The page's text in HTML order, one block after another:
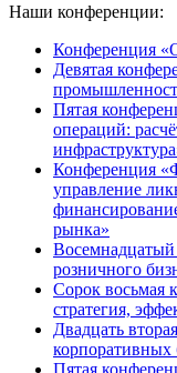
Наши конференции:
Конференция
Девятая
Пятая
операций:
Конференция
управление
рынка»
розничного
Сорок восьмая
стратегия,
Двадцать
корпоративных
Пятая